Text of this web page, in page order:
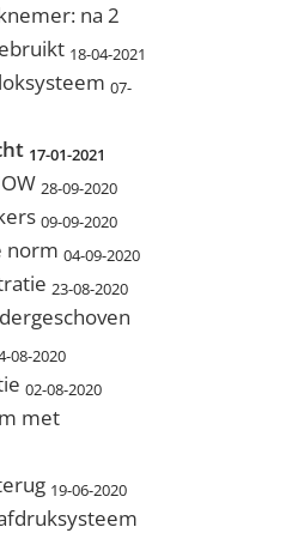
na 2
18-04-2021
07-
17-01-2021
28-09-2020
09-09-2020
norm 04-09-2020
23-08-2020
08-2020
02-08-2020
met
19-06-2020